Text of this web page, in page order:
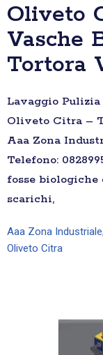
Oliveto
Vasche
Tortora
Lavaggio
Oliveto Citra –
Aaa Zona
Telefono:
fosse
scarichi,
Aaa Zona Industriale,
Oliveto Citra